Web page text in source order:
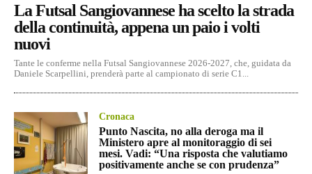
La Futsal Sangiovannese ha scelto la strada
della continuità, appena un paio i volti
nuovi
Tante le conferme nella Futsal Sangiovannese 2026-2027, che, guidata da
Daniele Scarpellini, prenderà parte al campionato di serie C1...
Cronaca
Punto Nascita, no alla deroga ma il
Ministero apre al monitoraggio di sei
mesi. Vadi: “Una risposta che valutiamo
positivamente anche se con prudenza”